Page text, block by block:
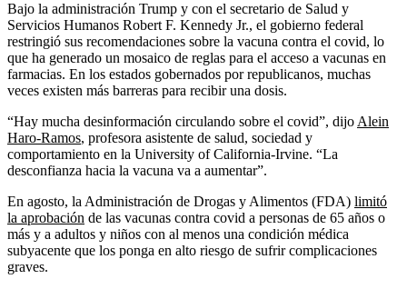
Bajo la administración Trump y con el secretario de Salud y
Servicios Humanos Robert F. Kennedy Jr., el gobierno federal
restringió sus recomendaciones sobre la vacuna contra el covid, lo
que ha generado un mosaico de reglas para el acceso a vacunas en
farmacias. En los estados gobernados por republicanos, muchas
veces existen más barreras para recibir una dosis.
“Hay mucha desinformación circulando sobre el covid”, dijo Alein
Haro-Ramos, profesora asistente de salud, sociedad y
comportamiento en la University of California-Irvine. “La
desconfianza hacia la vacuna va a aumentar”.
En agosto, la Administración de Drogas y Alimentos (FDA) limitó
la aprobación de las vacunas contra covid a personas de 65 años o
más y a adultos y niños con al menos una condición médica
subyacente que los ponga en alto riesgo de sufrir complicaciones
graves.